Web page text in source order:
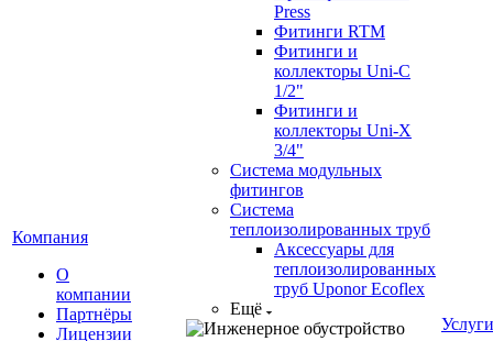
Компания
О
компании
Партнёры
Лицензии
Press
Фитинги RTM
Фитинги и
коллекторы Uni-C
1/2"
Фитинги и
коллекторы Uni-X
3/4"
Система модульных
фитингов
Система
теплоизолированных труб
Аксессуары для
теплоизолированных
труб Uponor Ecoflex
Ещё
Услуги